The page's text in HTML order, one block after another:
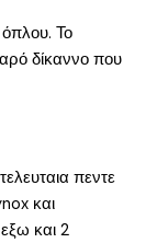
Το
δίκαννο που
πεντε
και
και 2